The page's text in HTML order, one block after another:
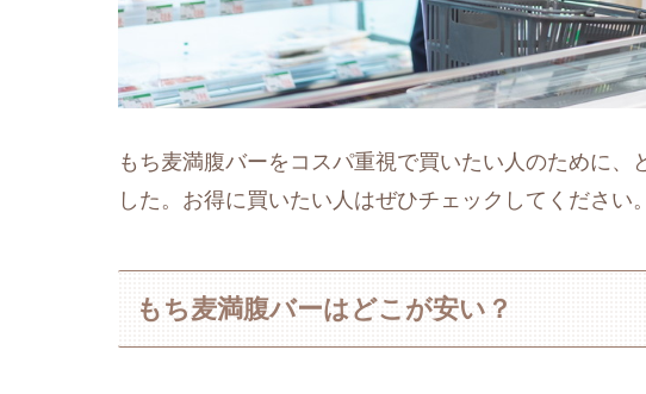
もち麦満腹バーをコスパ重視で買いたい人のために、
した。お得に買いたい人はぜひチェックしてください。
もち麦満腹バーはどこが安い？